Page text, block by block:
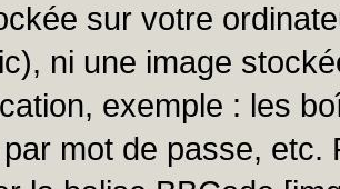
sur votre
ni une image
exemple : les
mot de passe,